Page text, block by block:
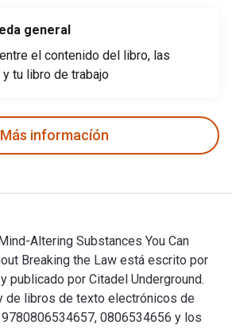
general
el contenido del libro, las
tu libro de trabajo
Más informacíón
Altering Substances You Can
Breaking the Law está escrito por
publicado por Citadel Underground.
de libros de texto electrónicos de
0806534656 y los